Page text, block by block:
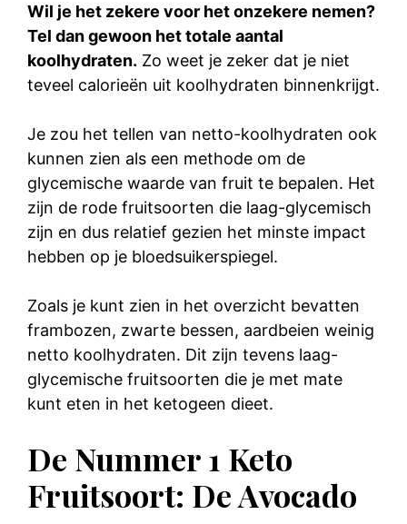
Wil je het zekere voor het onzekere nemen?
Tel dan gewoon het totale aantal
koolhydraten. Zo weet je zeker dat je niet
teveel calorieën uit koolhydraten binnenkrijgt.
Je zou het tellen van netto-koolhydraten ook
kunnen zien als een methode om de
glycemische waarde van fruit te bepalen. Het
zijn de rode fruitsoorten die laag-glycemisch
zijn en dus relatief gezien het minste impact
hebben op je bloedsuikerspiegel.
Zoals je kunt zien in het overzicht bevatten
frambozen, zwarte bessen, aardbeien weinig
netto koolhydraten. Dit zijn tevens laag-
glycemische fruitsoorten die je met mate
kunt eten in het ketogeen dieet.
De Nummer 1 Keto
Fruitsoort: De Avocado